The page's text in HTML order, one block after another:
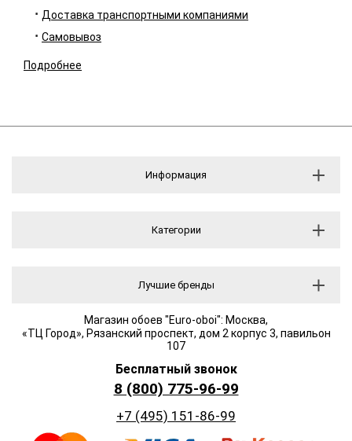
Доставка транспортными компаниями
Самовывоз
Подробнее
Информация
Категории
Лучшие бренды
Магазин обоев "Euro-oboi": Москва,
«ТЦ Город», Рязанский проспект, дом 2 корпус 3, павильон
107
Бесплатный звонок
8 (800) 775-96-99
+7 (495) 151-86-99